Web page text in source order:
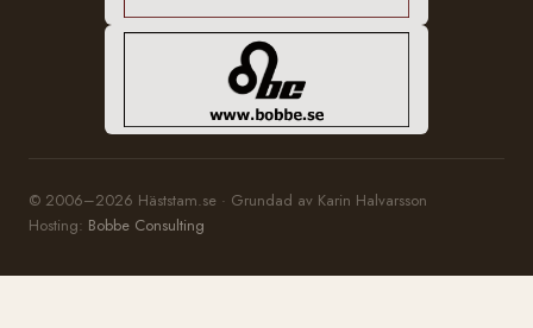
© 2006–2026 Häststam.se · Grundad av Karin Halvarsson
Hosting: Bobbe Consulting